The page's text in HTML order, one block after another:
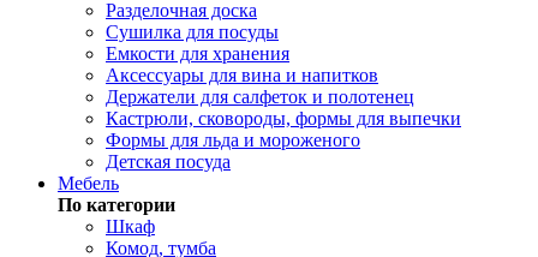
Разделочная доска
Сушилка для посуды
Емкости для хранения
Аксессуары для вина и напитков
Держатели для салфеток и полотенец
Кастрюли, сковороды, формы для выпечки
Формы для льда и мороженого
Детская посуда
Мебель
По категории
Шкаф
Комод, тумба